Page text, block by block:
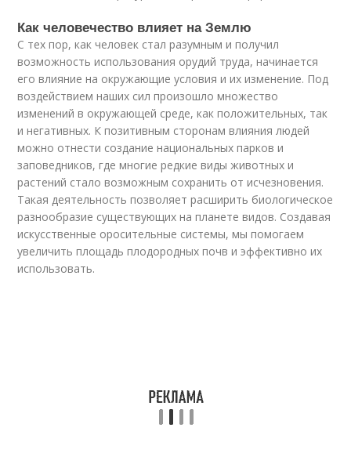
Как человечество влияет на Землю
С тех пор, как человек стал разумным и получил
возможность использования орудий труда, начинается
его влияние на окружающие условия и их изменение. Под
воздействием наших сил произошло множество
изменений в окружающей среде, как положительных, так
и негативных. К позитивным сторонам влияния людей
можно отнести создание национальных парков и
заповедников, где многие редкие виды животных и
растений стало возможным сохранить от исчезновения.
Такая деятельность позволяет расширить биологическое
разнообразие существующих на планете видов. Создавая
искусственные оросительные системы, мы помогаем
увеличить площадь плодородных почв и эффективно их
использовать.